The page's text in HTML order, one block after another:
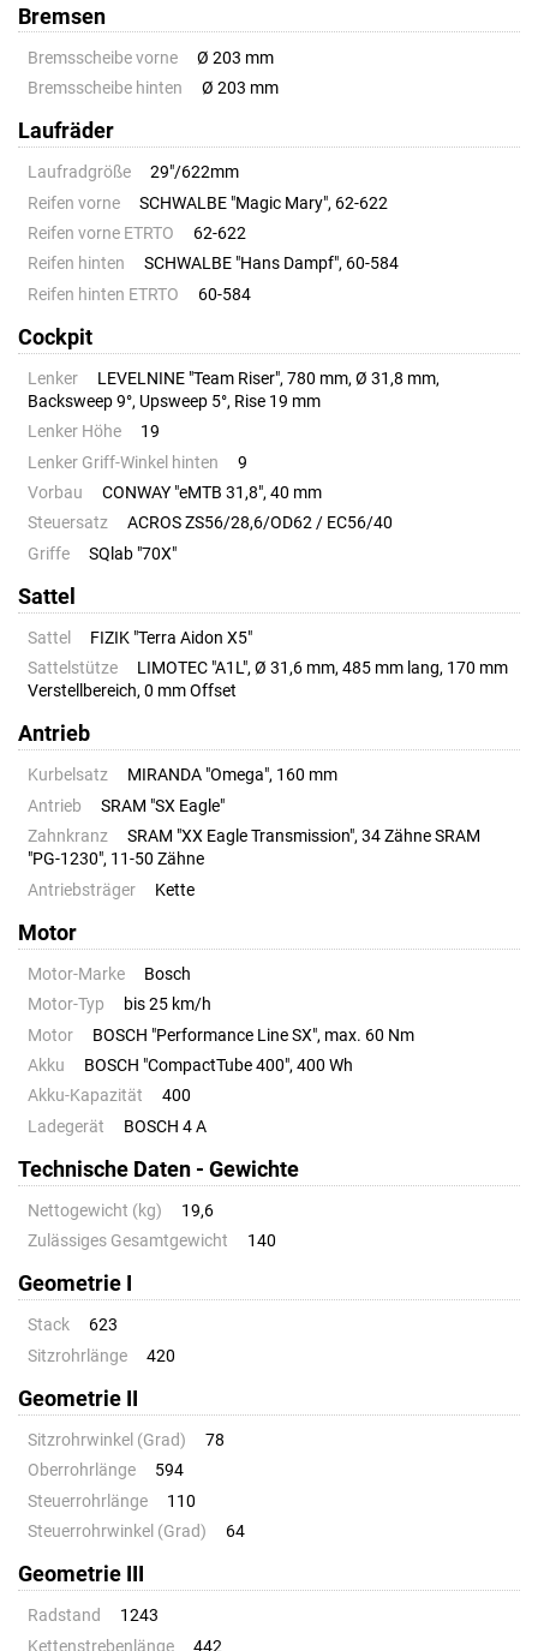
Bremsen
Bremsscheibe vorne
Ø 203 mm
Bremsscheibe hinten
Ø 203 mm
Laufräder
Laufradgröße
29"/622mm
Reifen vorne
SCHWALBE "Magic Mary", 62-622
Reifen vorne ETRTO
62-622
Reifen hinten
SCHWALBE "Hans Dampf", 60-584
Reifen hinten ETRTO
60-584
Cockpit
Lenker
LEVELNINE "Team Riser", 780 mm, Ø 31,8 mm,
Backsweep 9°, Upsweep 5°, Rise 19 mm
Lenker Höhe
19
Lenker Griff-Winkel hinten
9
Vorbau
CONWAY "eMTB 31,8", 40 mm
Steuersatz
ACROS ZS56/28,6/OD62 / EC56/40
Griffe
SQlab "70X"
Sattel
Sattel
FIZIK "Terra Aidon X5"
Sattelstütze
LIMOTEC "A1L", Ø 31,6 mm, 485 mm lang, 170 mm
Verstellbereich, 0 mm Offset
Antrieb
Kurbelsatz
MIRANDA "Omega", 160 mm
Antrieb
SRAM "SX Eagle"
Zahnkranz
SRAM "XX Eagle Transmission", 34 Zähne SRAM
"PG-1230", 11-50 Zähne
Antriebsträger
Kette
Motor
Motor-Marke
Bosch
Motor-Typ
bis 25 km/h
Motor
BOSCH "Performance Line SX", max. 60 Nm
Akku
BOSCH "CompactTube 400", 400 Wh
Akku-Kapazität
400
Ladegerät
BOSCH 4 A
Technische Daten - Gewichte
Nettogewicht (kg)
19,6
Zulässiges Gesamtgewicht
140
Geometrie I
Stack
623
Sitzrohrlänge
420
Geometrie II
Sitzrohrwinkel (Grad)
78
Oberrohrlänge
594
Steuerrohrlänge
110
Steuerrohrwinkel (Grad)
64
Geometrie III
Radstand
1243
Kettenstrebenlänge
442